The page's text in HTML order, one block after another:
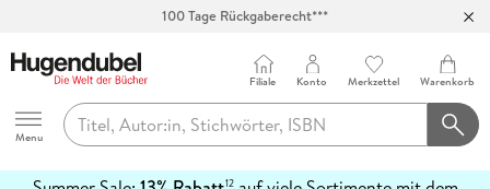
100 Tage Rückgaberecht***
Hugendubel
Menu
Filiale Konto Merkzettel Warenkorb
12